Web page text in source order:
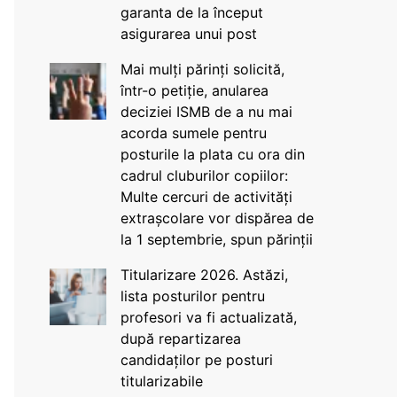
garanta de la început
asigurarea unui post
Mai mulți părinți solicită,
într-o petiție, anularea
deciziei ISMB de a nu mai
acorda sumele pentru
posturile la plata cu ora din
cadrul cluburilor copiilor:
Multe cercuri de activități
extrașcolare vor dispărea de
la 1 septembrie, spun părinții
Titularizare 2026. Astăzi,
lista posturilor pentru
profesori va fi actualizată,
după repartizarea
candidaților pe posturi
titularizabile